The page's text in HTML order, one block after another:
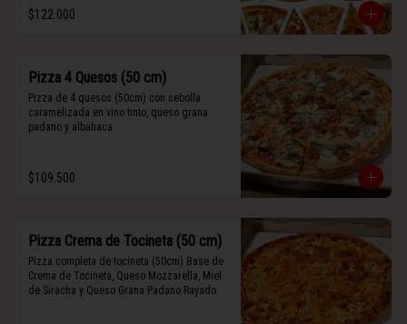
secos y maní.
$122.000
Pizza 4 Quesos (50 cm)
Pizza de 4 quesos (50cm) con cebolla
caramelizada en vino tinto, queso grana
padano y albahaca.
$109.500
Pizza Crema de Tocineta (50 cm)
Pizza completa de tocineta (50cm) Base de
Crema de Tocineta, Queso Mozzarella, Miel
de Siracha y Queso Grana Padano Rayado.